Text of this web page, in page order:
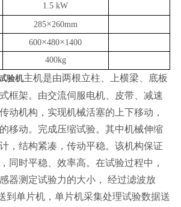
1.5 kW
285×260mm
600×480×1400
400kg
验机主机是由两根立柱、上横梁、底板
框架。由交流伺服电机、皮带、减速
动机构，实现机械活塞的上下移动，
移动。完成压缩试验。其中机械伸缩
，结构紧凑，传动平稳。该机构保证
同时平稳、效率高。在试验过程中，
器测定试验力的大小， 经过滤波放
到单片机，单片机采集处理试验数据送